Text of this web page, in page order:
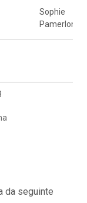
Sophie
Pamerlon
da seguinte